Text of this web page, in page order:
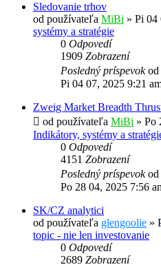
Sledovanie trhov
od používateľa MiBi » Pi 04
systémy a stratégie
0 Odpovedí
1909 Zobrazení
Posledný príspevok
Pi 04 07, 2025 9:21
Zweig Market Breadth
od používateľa MiBi » Po
Indikátory, systémy a
0 Odpovedí
4151 Zobrazení
Posledný príspevok
Po 28 04, 2025 7:56
SK/CZ analytici
od používateľa glengoolie »
topic - nie len investovanie
0 Odpovedí
2689 Zobrazení